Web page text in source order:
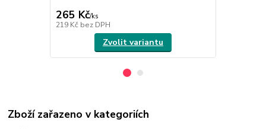
265 Kč/ks
219 Kč bez DPH
Zvolit variantu
Zboží zařazeno v kategoriích